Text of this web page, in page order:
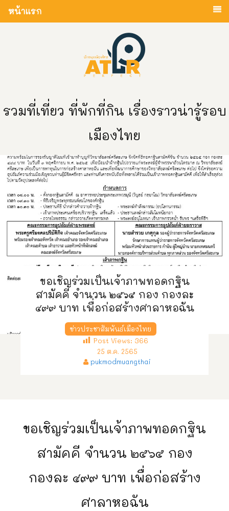
หน้าแรก
รวมที่เที่ยว ที่พักที่กิน เรื่องราวน่ารู้รอบ
เมืองไทย
ขอเชิญร่วมเป็นเจ้าภาพทอดกฐิน
สามัคคี จำนวน ๒๕๖๕ กอง กองละ
๔๙๙ บาท เพื่อก่อสร้างศาลาหอฉัน
ข่าวประชาสัมพันธ์เมืองไทย
Post Views: 366
25 ต.ค. 2565
pukmodmuangthai
ขอเชิญร่วมเป็นเจ้าภาพทอดกฐิน
สามัคคี จำนวน ๒๕๖๕ กอง
กองละ ๔๙๙ บาท เพื่อก่อสร้าง
ศาลาหอฉัน